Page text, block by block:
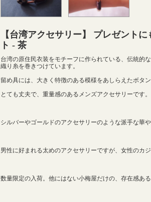
【台湾アクセサリー】 プレゼント
ト - 茶
台湾の原住民衣装をモチーフに作られている、伝統的
織り糸を巻きつけています。
留め具には、大きく特徴のある模様をあしらえたボタン
とても丈夫で、重量感のあるメンズアクセサリーです。
シルバーやゴールドのアクセサリーのような派手な華
男性に好まれる太めのアクセサリーですが、女性のカ
数量限定の入荷。他にはない小梅屋だけの、存在感あ